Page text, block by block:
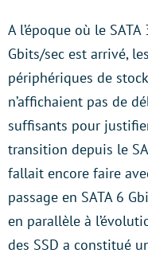
A l’époque où le SATA
Gbits/sec est arrivé, les
périphériques de
n’affichaient pas de
suffisants pour
transition depuis le
fallait encore faire
passage en SATA 6
en parallèle à
des SSD a constitué